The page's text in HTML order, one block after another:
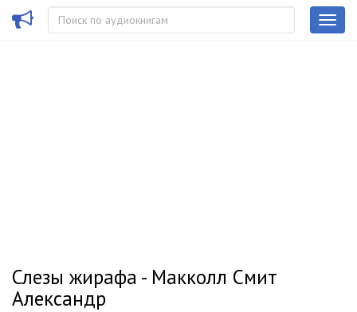
Слезы жирафа - Макколл Смит
Александр